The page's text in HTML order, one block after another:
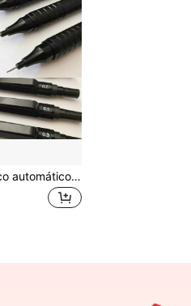
Lápiz mecánico automático de metal - 0.3/0.5/0.7/0.9/2.0mm, diseño de centro de gravedad bajo, adecuado para arquitectura/ingeniería/arte, escritura suave, uso dual para dibujo y boceto, vuelta a la escuela